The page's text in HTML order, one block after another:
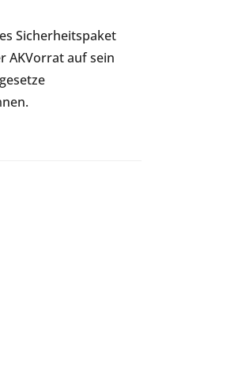
Sicherheitspaket
AKVorrat auf sein